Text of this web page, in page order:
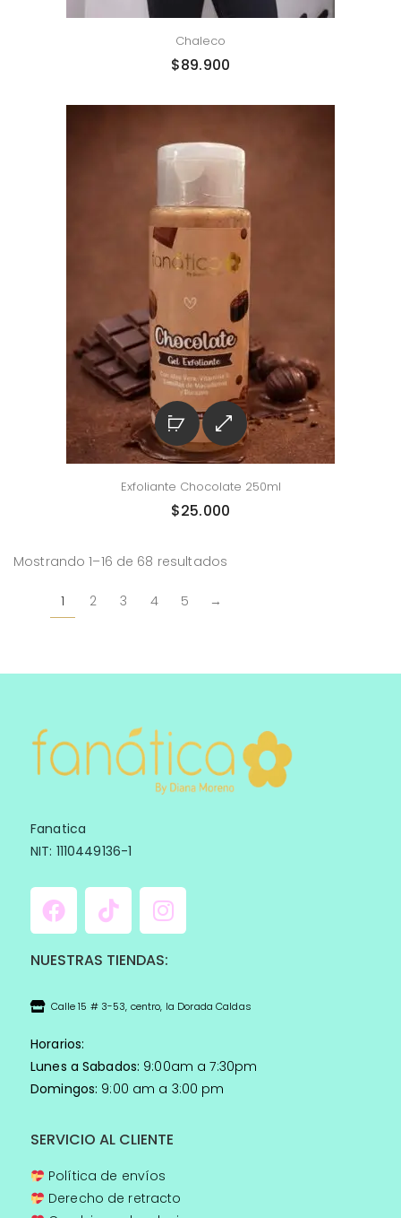
Chaleco
$89.900
Exfoliante Chocolate 250ml
$25.000
Mostrando 1–16 de 68 resultados
1 2 3 4 5 →
Fanatica
NIT: 1110449136-1
NUESTRAS TIENDAS:
Calle 15 # 3-53, centro, la Dorada Caldas
Horarios:
Lunes a Sabados: 9:00am a 7:30pm
Domingos: 9:00 am a 3:00 pm
SERVICIO AL CLIENTE
Política de envíos
Derecho de retracto